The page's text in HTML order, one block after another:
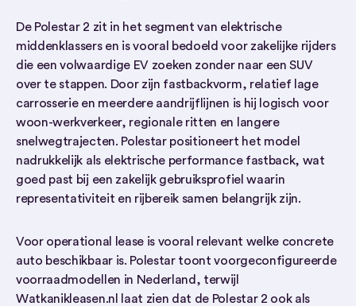
De Polestar 2 zit in het segment van elektrische
middenklassers en is vooral bedoeld voor zakelijke rijders
die een volwaardige EV zoeken zonder naar een SUV
over te stappen. Door zijn fastbackvorm, relatief lage
carrosserie en meerdere aandrijflijnen is hij logisch voor
woon-werkverkeer, regionale ritten en langere
snelwegtrajecten. Polestar positioneert het model
nadrukkelijk als elektrische performance fastback, wat
goed past bij een zakelijk gebruiksprofiel waarin
representativiteit en rijbereik samen belangrijk zijn.
Voor operational lease is vooral relevant welke concrete
auto beschikbaar is. Polestar toont voorgeconfigureerde
voorraadmodellen in Nederland, terwijl
Watkanikleasen.nl laat zien dat de Polestar 2 ook als